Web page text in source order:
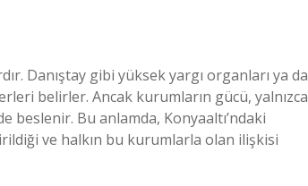
Danıştay gibi yüksek yargı organları ya da
belirler. Ancak kurumların gücü, yalnızca
beslenir. Bu anlamda, Konyaaltı’ndaki
ve halkın bu kurumlarla olan ilişkisi